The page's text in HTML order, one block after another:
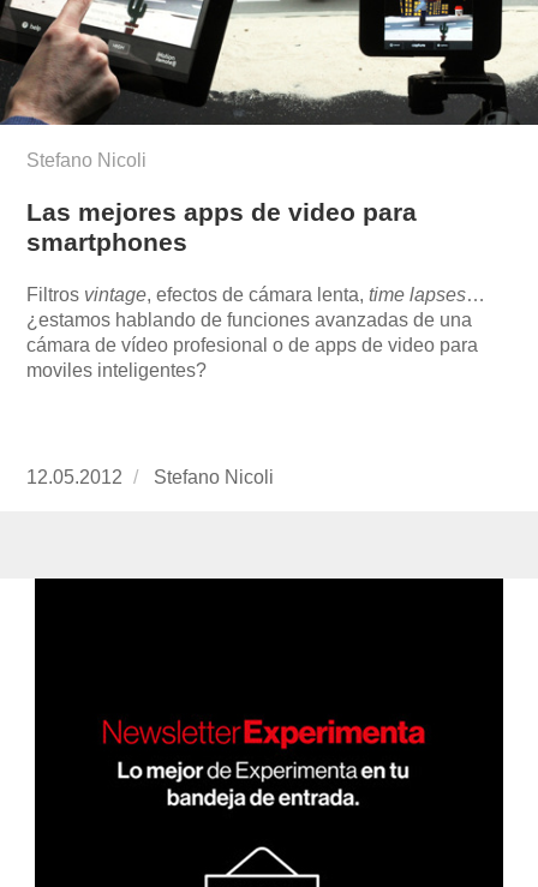
Stefano Nicoli
Las mejores apps de video para
smartphones
Filtros vintage, efectos de cámara lenta,time lapses…
¿estamos hablando de funciones avanzadas de una
cámara de vídeo profesional o de apps de video para
moviles inteligentes?
Publicado
12.05.2012 https://www.experimenta.es/author/
Stefano Nicoli